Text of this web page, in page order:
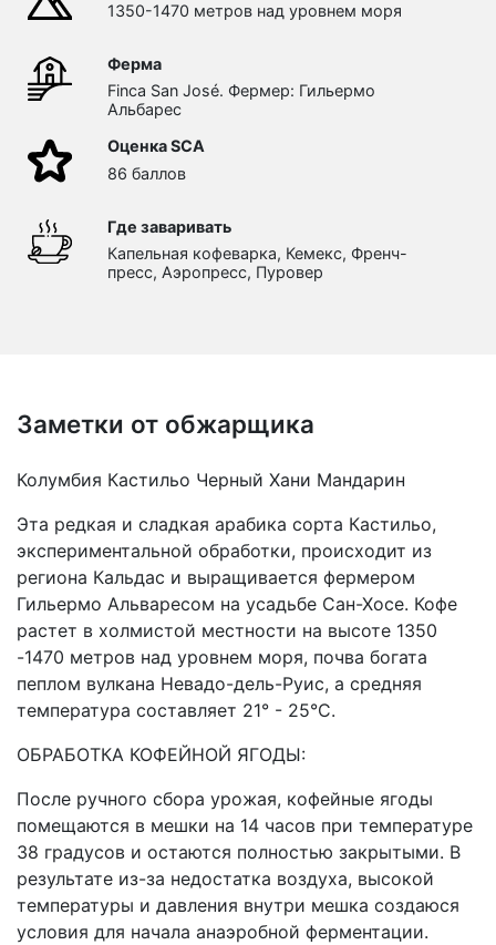
1350-1470 метров над уровнем моря
Ферма
Finca San José. Фермер: Гильермо
Альбарес
Оценка SCA
86 баллов
Где заваривать
Капельная кофеварка, Кемекс, Френч-
пресс, Аэропресс, Пуровер
Заметки от обжарщика
Колумбия Кастильо Черный Хани Мандарин
Эта редкая и сладкая арабика сорта Кастильо,
экспериментальной обработки, происходит из
региона Кальдас и выращивается фермером
Гильермо Альваресом на усадьбе Сан-Хосе. Кофе
растет в холмистой местности на высоте 1350
-1470 метров над уровнем моря, почва богата
пеплом вулкана Невадо-дель-Руис, а средняя
температура составляет 21° - 25°C.
ОБРАБОТКА КОФЕЙНОЙ ЯГОДЫ:
После ручного сбора урожая, кофейные ягоды
помещаются в мешки на 14 часов при температуре
38 градусов и остаются полностью закрытыми. В
результате из-за недостатка воздуха, высокой
температуры и давления внутри мешка создаюся
условия для начала анаэробной ферментации.